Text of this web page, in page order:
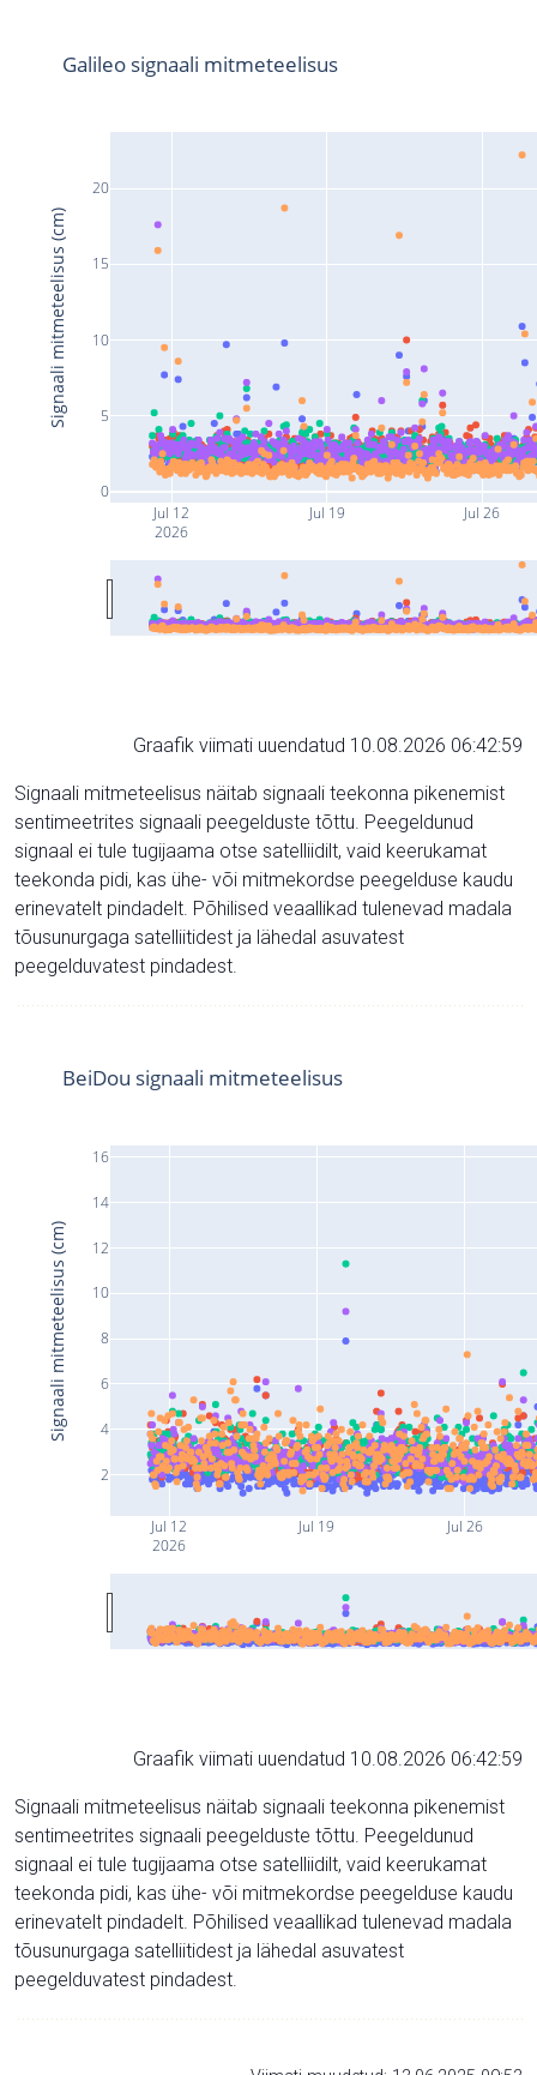
Jul 12
2026
Jul 19 Jul 26
0
5
10
15
20
Galileo signaali mitmeteelisus
Signaali mitmeteelisus (cm)
Graafik viimati uuendatud 10.08.2026 06:42:59
Signaali mitmeteelisus näitab signaali teekonna pikenemist
sentimeetrites signaali peegelduste tõttu. Peegeldunud
signaal ei tule tugijaama otse satelliidilt, vaid keerukamat
teekonda pidi, kas ühe- või mitmekordse peegelduse kaudu
erinevatelt pindadelt. Põhilised veaallikad tulenevad madala
tõusunurgaga satelliitidest ja lähedal asuvatest
peegelduvatest pindadest.
Jul 12
2026
Jul 19 Jul 26
2
4
6
8
10
12
14
16
BeiDou signaali mitmeteelisus
Signaali mitmeteelisus (cm)
Graafik viimati uuendatud 10.08.2026 06:42:59
Signaali mitmeteelisus näitab signaali teekonna pikenemist
sentimeetrites signaali peegelduste tõttu. Peegeldunud
signaal ei tule tugijaama otse satelliidilt, vaid keerukamat
teekonda pidi, kas ühe- või mitmekordse peegelduse kaudu
erinevatelt pindadelt. Põhilised veaallikad tulenevad madala
tõusunurgaga satelliitidest ja lähedal asuvatest
peegelduvatest pindadest.